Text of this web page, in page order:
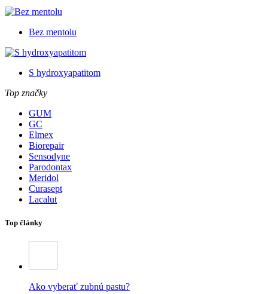
Bez mentolu
S hydroxyapatitom
Top značky
GUM
GC
Elmex
Biorepair
Sensodyne
Parodontax
Meridol
Curasept
Lacalut
Top články
Ako vyberať zubnú pastu?